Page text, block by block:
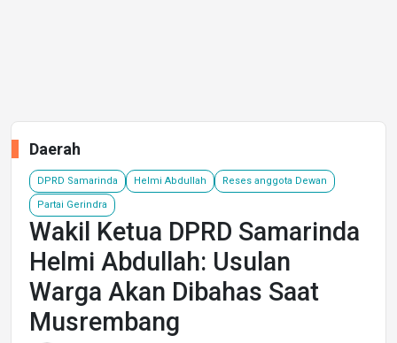
Daerah
DPRD Samarinda Helmi Abdullah Reses anggota Dewan
Partai Gerindra
Wakil Ketua DPRD Samarinda
Helmi Abdullah: Usulan
Warga Akan Dibahas Saat
Musrembang